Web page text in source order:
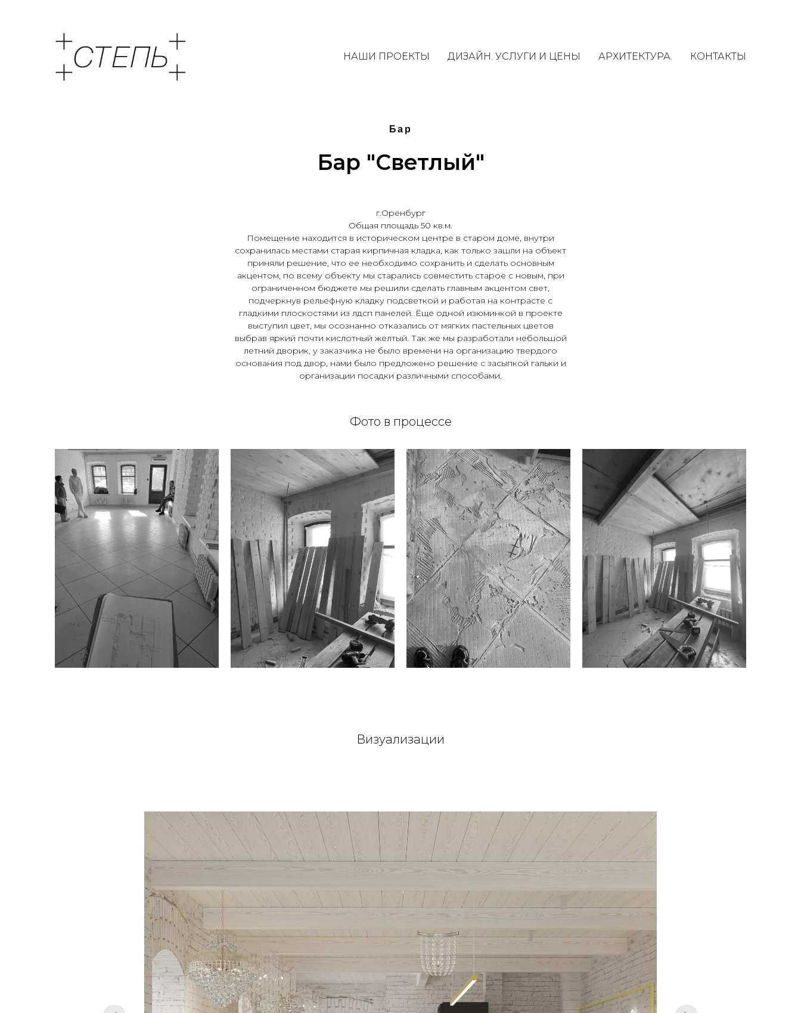
НАШИ ПРОЕКТЫ ДИЗАЙН. УСЛУГИ И ЦЕНЫ АРХИТЕКТУРА. КОНТАКТЫ
Бар
Бар "Светлый"
г.Оренбург
Общая площадь 50 кв.м.
Помещение находится в историческом центре в старом доме, внутри
сохранилась местами старая кирпичная кладка, как только зашли на объект
приняли решение, что ее необходимо сохранить и сделать основным
акцентом, по всему объекту мы старались совместить старое с новым, при
ограниченном бюджете мы решили сделать главным акцентом свет,
подчеркнув рельефную кладку подсветкой и работая на контрасте с
гладкими плоскостями из лдсп панелей. Ёще одной изюминкой в проекте
выступил цвет, мы осознанно отказались от мягких пастельных цветов
выбрав яркий почти кислотный желтый. Так же мы разработали небольшой
летний дворик, у заказчика не было времени на организацию твердого
основания под двор, нами было предложено решение с засыпкой гальки и
организации посадки различными способами.
Фото в процессе
Визуализации